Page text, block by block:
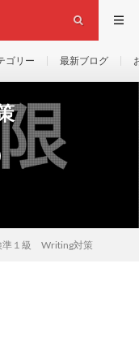
ゴリー 最新ブログ
準１級 Writing対策